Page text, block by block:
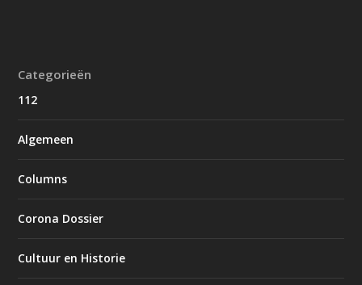
Categorieën
112
Algemeen
Columns
Corona Dossier
Cultuur en Historie